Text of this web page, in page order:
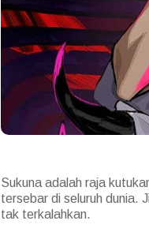
Sukuna adalah raja
tersebar di seluruh dunia.
tak terkalahkan.